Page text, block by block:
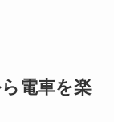
電車を楽